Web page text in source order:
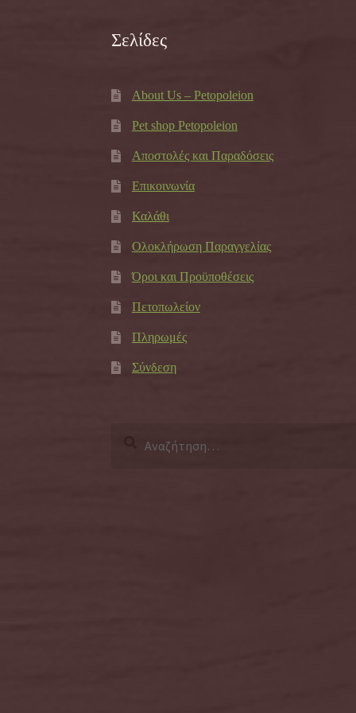
Σελίδες
About Us – Petopoleion
Pet shop Petopoleion
Αποστολές και Παραδόσεις
Επικοινωνία
Καλάθι
Ολοκλήρωση Παραγγελίας
Όροι και Προϋποθέσεις
Πετοπωλείον
Πληρωμές
Σύνδεση